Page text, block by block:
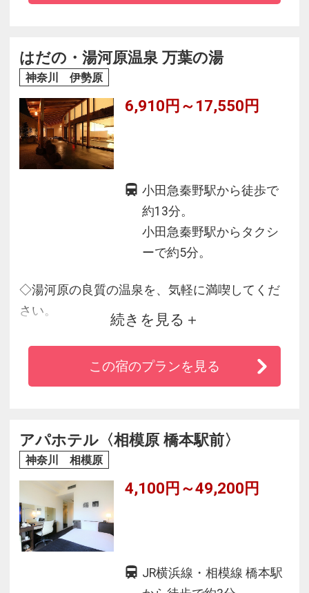
はだの・湯河原温泉 万葉の湯
神奈川 伊勢原
6,910円～17,550円
小田急秦野駅から徒歩で
約13分。
小田急秦野駅からタクシ
ーで約5分。
◇湯河原の良質の温泉を、気軽に満喫してくだ
さい。
東名高速秦野中井インターからすぐ！
◇宿泊はリーズナブルな価格で、食事は本格料
理から軽食まで。
◇秦野は神奈川の屋根といわれる「丹沢」の豊
かで美しい自然にだかれ、
味しい町です。
続きを見る
この宿のプランを見る
アパホテル〈相模原 橋本駅前〉
神奈川 相模原
4,100円～49,200円
JR横浜線・相模線 橋本駅